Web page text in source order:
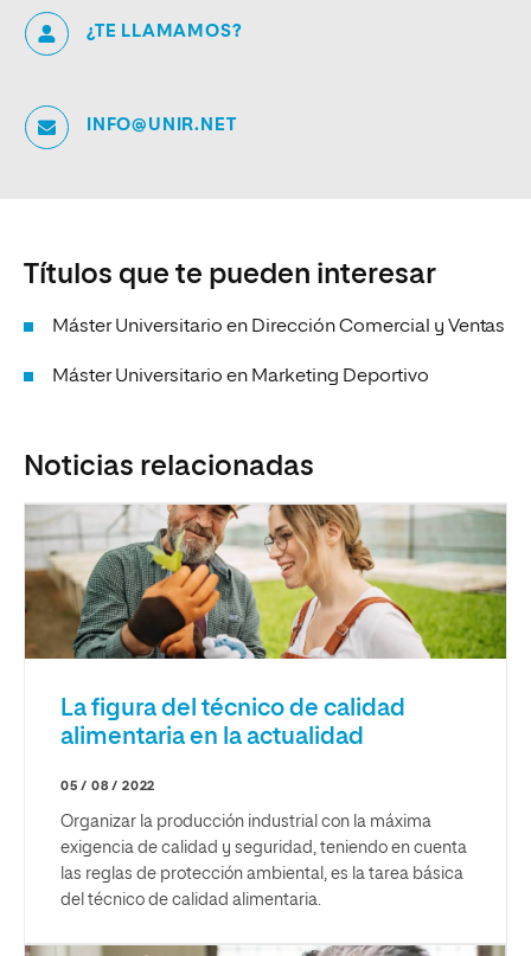
¿TE LLAMAMOS?
INFO@UNIR.NET
Títulos que te pueden interesar
Máster Universitario en Dirección Comercial y Ventas
Máster Universitario en Marketing Deportivo
Noticias relacionadas
La figura del técnico de calidad
alimentaria en la actualidad
05 / 08 / 2022
Organizar la producción industrial con la máxima
exigencia de calidad y seguridad, teniendo en cuenta
las reglas de protección ambiental, es la tarea básica
del técnico de calidad alimentaria.